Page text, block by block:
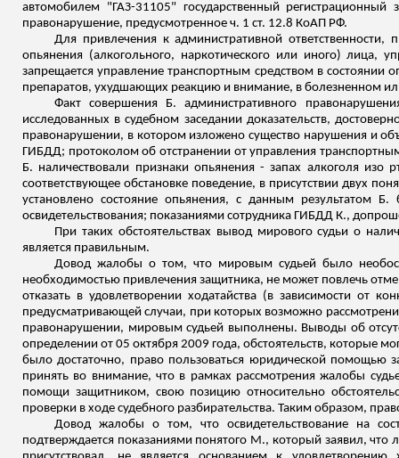
автомобилем "ГАЗ-31105" государственный
правонарушение, предусмотренное ч. 1 ст. 12.8 КоАП РФ.
Для привлечения к административной
опьянения (алкогольного, наркотического или иного)
запрещается управление транспортным средством в состоянии
препаратов, ухудшающих реакцию и внимание, в болезненном
Факт совершения Б. административного
исследованных в судебном заседании доказательств,
правонарушении, в котором изложено существо нарушения и
ГИБДД; протоколом об отстранении от управления
Б. наличествовали признаки опьянения - запах алкоголя
соответствующее обстановке поведение, в присутствии двух
установлено состояние опьянения, с данным результатом Б.
освидетельствования; показаниями сотрудника ГИБДД К.,
При таких обстоятельствах вывод мирового судьи о
является правильным.
Довод жалобы о том, что мировым судьей было
необходимостью привлечения защитника, не может повлечь
отказать в удовлетворении ходатайства (в зависимости от
предусматривающей случаи, при которых возможно
правонарушении, мировым судьей выполнены. Выводы об
определении от 05 октября 2009 года, обстоятельств, которые
было достаточно, право пользоваться юридической помощью
принять во внимание, что в рамках рассмотрения жалобы
помощи защитником, свою позицию относительно
проверки в ходе судебного разбирательства. Таким образом,
Довод жалобы о том, что освидетельствование на
подтверждается показаниями понятого М., который заявил,